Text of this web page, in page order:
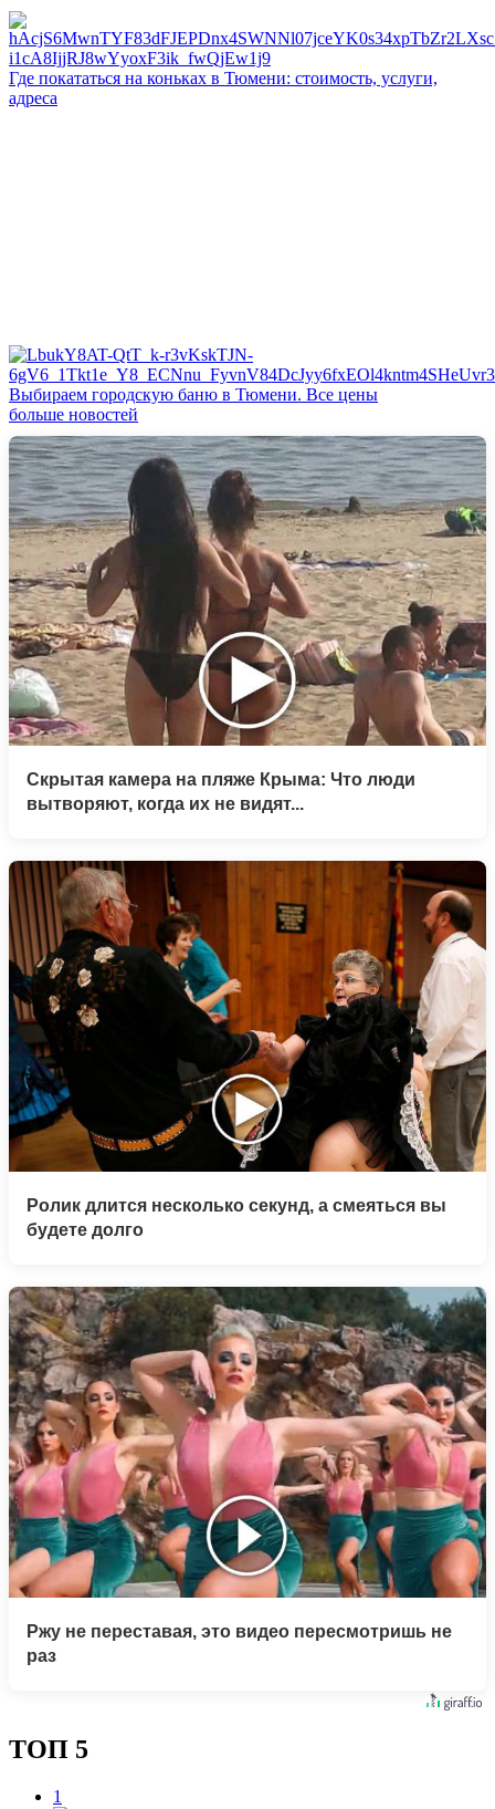
Где покататься на коньках в Тюмени: стоимость, услуги,
адреса
Выбираем городскую баню в Тюмени. Все цены
больше новостей
Скрытая камера на пляже Крыма: Что люди
вытворяют, когда их не видят...
Ролик длится несколько секунд, а смеяться вы
будете долго
Ржу не переставая, это видео пересмотришь не
раз
ТОП 5
1